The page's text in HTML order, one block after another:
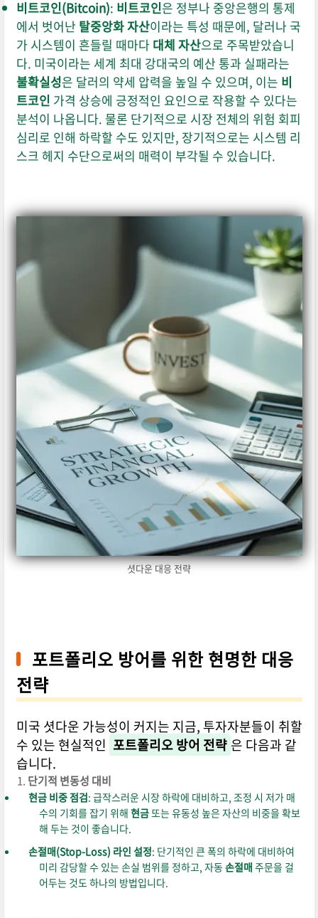
비트코인(Bitcoin): 비트코인은 정부나 중앙은행의 통제
에서 벗어난 탈중앙화 자산이라는 특성 때문에, 달러나 국
가 시스템이 흔들릴 때마다 대체 자산으로 주목받았습니
다. 미국이라는 세계 최대 강대국의 예산 통과 실패라는
불확실성은 달러의 약세 압력을 높일 수 있으며, 이는 비
트코인 가격 상승에 긍정적인 요인으로 작용할 수 있다는
분석이 나옵니다. 물론 단기적으로 시장 전체의 위험 회피
심리로 인해 하락할 수도 있지만, 장기적으로는 시스템 리
스크 헤지 수단으로써의 매력이 부각될 수 있습니다.
셧다운 대응 전략
포트폴리오 방어를 위한 현명한 대응
전략
미국 셧다운 가능성이 커지는 지금, 투자자분들이 취할
수 있는 현실적인 포트폴리오 방어 전략 은 다음과 같
습니다.
단기적 변동성 대비
현금 비중 점검: 급작스러운 시장 하락에 대비하고, 조정 시 저가 매
수의 기회를 잡기 위해 현금또는 유동성 높은 자산의 비중을 확보
해 두는 것이 좋습니다.
손절매(Stop-Loss) 라인 설정: 단기적인 큰 폭의 하락에 대비하여
미리 감당할 수 있는 손실 범위를 정하고, 자동손절매 주문을 걸
어두는 것도 하나의 방법입니다.